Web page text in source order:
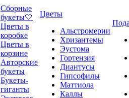
Сборные
букеты🤍
Цветы в
коробке
Цветы в
корзине
Авторские
букеты
Букеты-
гиганты
Цветы
Альстромерии
Хризантемы
Эустома
Гортензия
Диантусы
Гипсофилы
Маттиола
Каллы